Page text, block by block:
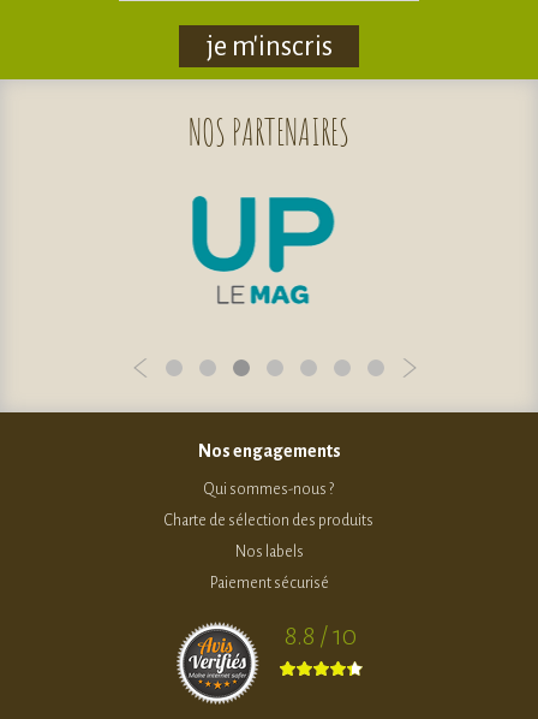
je m'inscris
NOS PARTENAIRES
Nos engagements
Qui sommes-nous ?
Charte de sélection des produits
Nos labels
Paiement sécurisé
8.8 / 10